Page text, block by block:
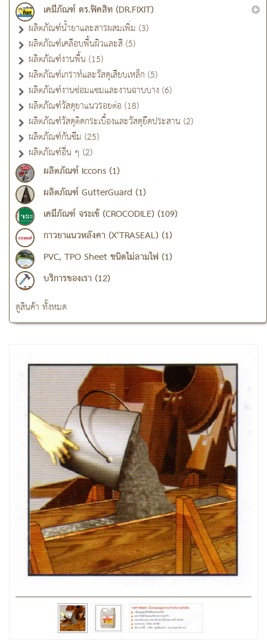
เคมีภัณฑ์ ดร.ฟิคสิท (DR.FIXIT)
ผลิตภัณฑ์น้ำยาและสารผสมเพิ่ม (3)
ผลิตภัณฑ์เคลือบพื้นผิวและสี (5)
ผลิตภัณฑ์งานพื้น (15)
ผลิตภัณฑ์เกราท์และวัสดุเสียบเหล็ก (5)
ผลิตภัณฑ์งานซ่อมแซมและงานฉาบบาง (6)
ผลิตภัณฑ์วัสดุยาแนวรอยต่อ (18)
ผลิตภัณฑ์วัสดุติดกระเบื้องและวัสดุยึดประสาน (2)
ผลิตภัณฑ์กันซึม (25)
ผลิตภัณฑ์อื่น ๆ (2)
ผลิตภัณฑ์ Iccons (1)
ผลิตภัณฑ์ GutterGuard (1)
เคมีภัณฑ์ จระเข้ (CROCODILE) (109)
กาวยาแนวหลังคา (X'TRASEAL) (1)
PVC, TPO Sheet ชนิดไม่ลามไฟ (1)
บริการของเรา (12)
ดูสินค้า ทั้งหมด